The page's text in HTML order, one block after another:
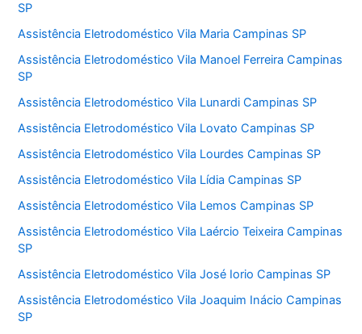
SP
Assistência Eletrodoméstico Vila Maria Campinas SP
Assistência Eletrodoméstico Vila Manoel Ferreira Campinas
SP
Assistência Eletrodoméstico Vila Lunardi Campinas SP
Assistência Eletrodoméstico Vila Lovato Campinas SP
Assistência Eletrodoméstico Vila Lourdes Campinas SP
Assistência Eletrodoméstico Vila Lídia Campinas SP
Assistência Eletrodoméstico Vila Lemos Campinas SP
Assistência Eletrodoméstico Vila Laércio Teixeira Campinas
SP
Assistência Eletrodoméstico Vila José Iorio Campinas SP
Assistência Eletrodoméstico Vila Joaquim Inácio Campinas
SP